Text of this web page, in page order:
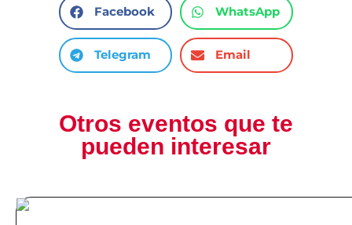
Facebook WhatsApp
Telegram Email
Otros eventos que te
pueden interesar